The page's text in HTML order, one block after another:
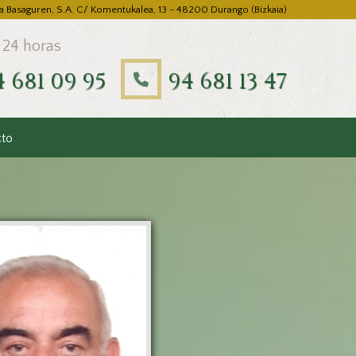
Basaguren, S.A. C/ Komentukalea, 13 - 48200 Durango (Bizkaia)
horas
681 09 95 94 681 13 47